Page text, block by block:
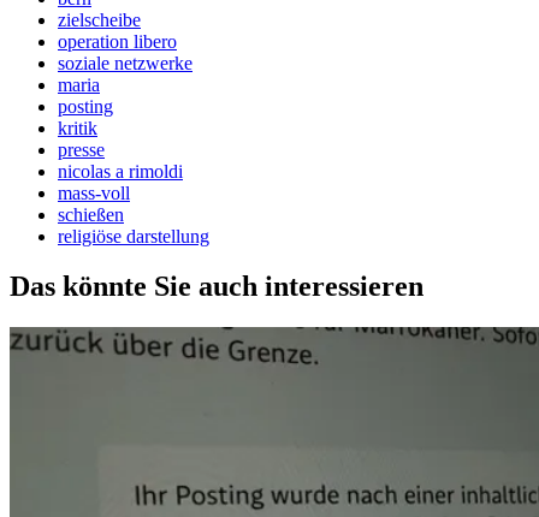
zielscheibe
operation libero
soziale netzwerke
maria
posting
kritik
presse
nicolas a rimoldi
mass-voll
schießen
religiöse darstellung
Das könnte Sie auch interessieren